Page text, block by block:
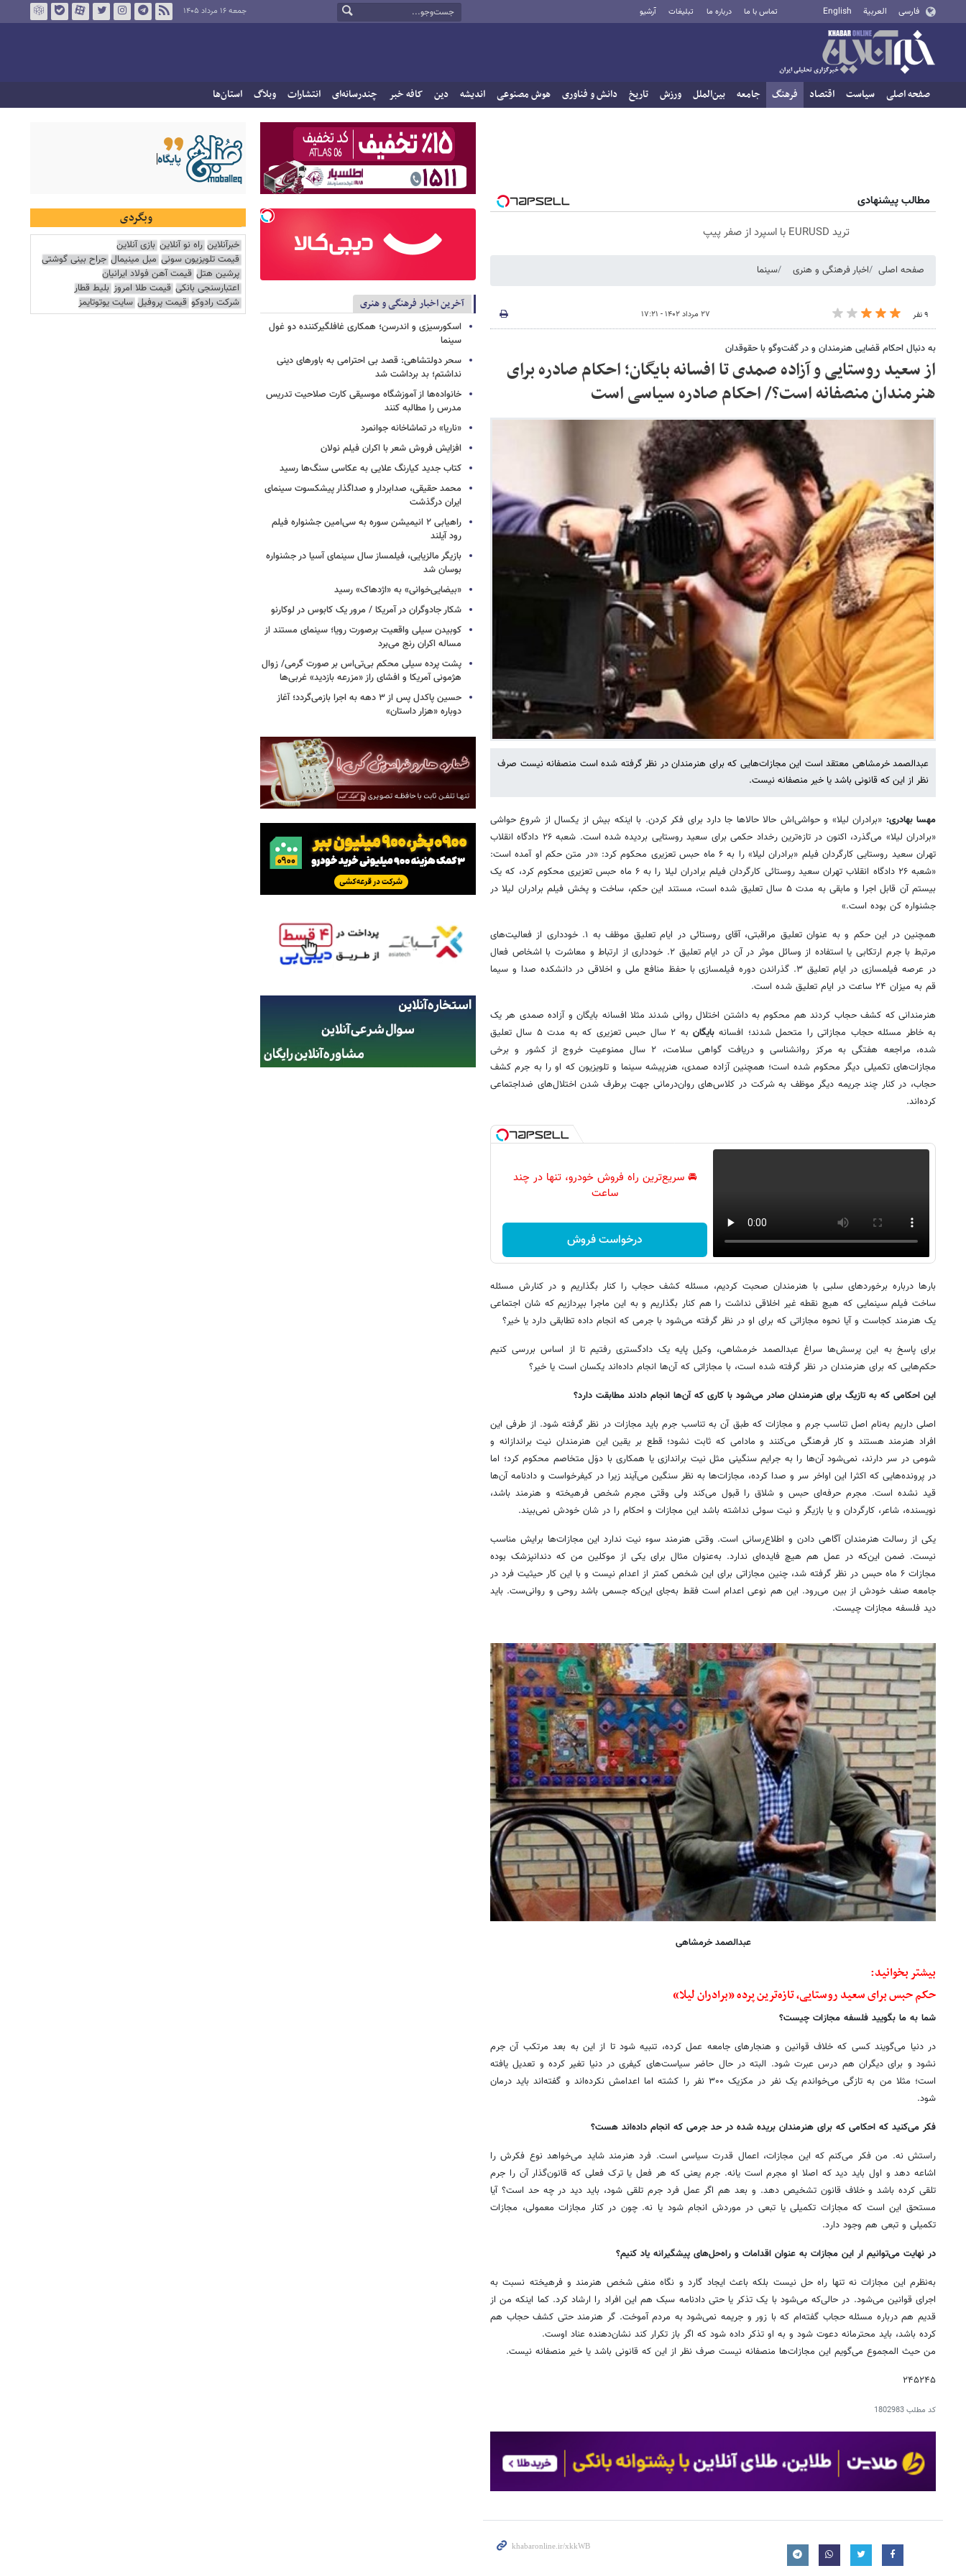
فارسی العربية English تماس با ما درباره ما تبلیغات آرشیو جمعه ۱۶ مرداد ۱۴۰۵
صفحه اصلی سیاست اقتصاد فرهنگ جامعه بین‌الملل ورزش تاریخ دانش و فناوری هوش مصنوعی اندیشه دین کافه خبر چندرسانه‌ای انتشارات وبلاگ استان‌ها
مطالب پیشنهادی
ترید EURUSD با اسپرد از صفر پیپ
صفحه اصلی اخبار فرهنگی و هنری سینما
۹ نفر ۲۷ مرداد ۱۴۰۲ - ۱۷:۲۱
به دنبال احکام قضایی هنرمندان و در گفت‌وگو با حقوقدان
از سعید روستایی و آزاده صمدی تا افسانه بایگان؛ احکام صادره برای
هنرمندان منصفانه است؟/ احکام صادره سیاسی است
عبدالصمد خرمشاهی معتقد است این مجازات‌هایی که برای هنرمندان در نظر گرفته شده است منصفانه نیست صرف
نظر از این که قانونی باشد یا خیر منصفانه نیست.
مهسا بهادری: «برادران لیلا» و حواشی‌اش حالا حالاها جا دارد برای فکر کردن. با اینکه بیش از یکسال از شروع حواشی
«برادران لیلا» می‌گذرد، اکنون در تازه‌ترین رخداد حکمی برای سعید روستایی بردیده شده است.
شعبه ۲۶ دادگاه انقلاب
تهران سعید روستایی کارگردان فیلم «برادران لیلا» را به ۶ ماه حبس تعزیری محکوم کرد: «در متن حکم او آمده است:
«شعبه ۲۶ دادگاه انقلاب تهران سعید روستائی کارگردان فیلم برادران لیلا را به ۶ ماه حبس تعزیری محکوم کرد، که یک
بیستم آن قابل اجرا و مابقی به مدت ۵ سال تعلیق شده است، مستند این حکم، ساخت و پخش فیلم برادران لیلا در
جشنواره کن بوده است.»
همچنین در این حکم و به عنوان تعلیق مراقبتی، آقای روستائی در ایام تعلیق موظف به ۱. خودداری از فعالیت‌های
مرتبط با جرم ارتکابی یا استفاده از وسائل موثر در آن در ایام تعلیق ۲. خودداری از ارتباط و معاشرت با اشخاص فعال
در عرصه فیلمسازی در ایام تعلیق ۳. گذراندن دوره فیلمسازی با حفظ منافع ملی و اخلاقی در دانشکده صدا و سیما
قم به میزان ۲۴ ساعت در ایام تعلیق شده است.
هنرمندانی که کشف حجاب کردند هم محکوم به داشتن اختلال روانی شدند مثلا افسانه بایگان و آزاده صمدی هر یک
به خاطر مسئله حجاب مجازاتی را متحمل شدند؛ افسانهبایگان
به ۲ سال حبس تعزیری که به مدت ۵ سال تعلیق
شده، مراجعه هفتگی به مرکز روانشناسی و دریافت گواهی سلامت، ۲ سال ممنوعیت خروج از کشور و برخی
مجازات‌های تکمیلی دیگر محکوم شده است؛ همچنین آزاده صمدی، هنرپیشه سینما و تلویزیون که او را به جرم کشف
حجاب، در کنار چند جریمه دیگر موظف به شرکت در کلاس‌های روان‌درمانی جهت برطرف شدن اختلال‌های ضداجتماعی
کرده‌اند.
🚘 سریع‌ترین راه فروش خودرو، تنها در چند
ساعت
درخواست فروش
بارها درباره برخوردهای سلبی با هنرمندان صحبت کردیم، مسئله کشف حجاب را کنار بگذاریم و در کنارش مسئله
ساخت فیلم سینمایی که هیچ نقطه غیر اخلاقی نداشت را هم کنار بگذاریم و به این ماجرا بپردازیم که شان اجتماعی
یک هنرمند کجاست و آیا نحوه مجازاتی که برای او در نظر گرفته می‌شود با جرمی که انجام داده تطابقی دارد یا خیر؟
برای پاسخ به این پرسش‌ها سراغ عبدالصمد خرمشاهی، وکیل پایه یک دادگستری رفتیم تا از اساس بررسی کنیم
حکم‌هایی که برای هنرمندان در نظر گرفته شده است، با مجازاتی که آن‌ها انجام داده‌اند یکسان است یا خیر؟
این احکامی که به تازیگ برای هنرمندان صادر می‌شود با کاری که آن‌ها انجام دادند مطابقت دارد؟
اصلی داریم به‌نام اصل تناسب جرم و مجازات که طبق آن به تناسب جرم باید مجازات در نظر گرفته شود. از طرفی این
افراد هنرمند هستند و کار فرهنگی می‌کنند و مادامی که ثابت نشود؛ قطع بر یقین این هنرمندان نیت براندازانه و
شومی در سر دارند، نمی‌شود آن‌ها را به جرایم سنگینی مثل نیت براندازی یا همکاری با دوَل متخاصم محکوم کرد؛ اما
در پرونده‌هایی که اکثرا این اواخر سر و صدا کرده، مجازات‌ها به نظر سنگین می‌آیند زیرا در کیفرخواست و دادنامه آن‌ها
قید نشده است. مجرم حرفه‌ای حبس و شلاق را قبول می‌کند ولی وقتی مجرم شخص فرهیخته و هنرمند باشد،
نویسنده، شاعر، کارگردان و یا بازیگر و نیت سوئی نداشته باشد این مجازات و احکام را در شان خودش نمی‌بیند.
یکی از رسالت هنرمندان آگاهی دادن و اطلاع‌رسانی است. وقتی هنرمند سوء نیت ندارد این مجازات‌ها برایش مناسب
نیست. ضمن این‌که در عمل هم هیچ فایده‌ای ندارد. به‌عنوان مثال برای یکی از موکلین من که دندانپزشک بوده
مجازات ۶ ماه حبس در نظر گرفته شد، چنین مجازاتی برای این شخص کمتر از اعدام نیست و با این کار حیثیت فرد در
جامعه صنف خودش از بین می‌رود. این هم نوعی اعدام است فقط به‌جای این‌که جسمی باشد روحی و روانی‌ست. باید
دید فلسفه مجازات چیست.
عبدالصمد خرمشاهی
بیشتر بخوانید:
حکم حبس برای سعید روستایی، تازه‌ترین پرده «برادران لیلا»
شما به ما بگویید فلسفه مجازات چیست؟
در دنیا می‌گویند کسی که خلاف قوانین و هنجارهای جامعه عمل کرده، تنبیه شود تا از این به بعد مرتکب آن جرم
نشود و برای دیگران هم درس عبرت شود. البته در حال حاضر سیاست‌های کیفری در دنیا تغیر کرده و تعدیل یافته
است؛ مثلا من به تازگی می‌خواندم یک نفر در مکزیک ۳۰۰ نفر را کشته اما اعدامش نکرده‌اند و گفته‌اند باید درمان
شود.
فکر می‌کنید که احکامی که برای هنرمندان بریده شده در حد جرمی که انجام داده‌اند هست؟
راستش نه. من فکر می‌کنم که این مجازات، اعمال قدرت سیاسی است. فرد هنرمند شاید می‌خواهد نوع فکرش را
اشاعه دهد و اول باید دید که اصلا او مجرم است یانه. جرم یعنی که هر فعل یا ترک فعلی که قانون‌گذار آن را جرم
تلقی کرده باشد و خلاف قانون تشخیص دهد. و بعد هم اگر عمل فرد جرم تلقی شود، باید دید در چه حد است؟ آیا
مستحق این است که مجازات تکمیلی یا تبعی در موردش انجام شود یا نه. چون در کنار مجازات معمولی، مجازات
تکمیلی و تبعی هم وجود دارد.
در نهایت می‌توانیم ار این مجازات به عنوان اقدامات و راه‌حل‌های پیشگیرانه یاد کنیم؟
به‌نظرم این مجازات نه تنها راه حل نیست بلکه باعث ایجاد گارد و نگاه منفی شخص هنرمند و فرهیخته نسبت به
اجرای قوانین می‌شود. در حالی‌که می‌شود با یک تذکر یا حتی دادنامه سبک هم این افراد را ارشاد کرد. کما اینکه من از
قدیم هم درباره مسئله حجاب گفته‌ام که با زور و جریمه نمی‌شود به مردم آموخت. گر هنرمند حتی کشف حجاب هم
کرده باشد، باید محترمانه دعوت شود و به او تذکر داده شود که اگر باز تکرار کند نشان‌دهنده عناد اوست.
من حیث المجموع می‌گویم این مجازات‌ها منصفانه نیست صرف نظر از این که قانونی باشد یا خیر منصفانه نیست.
۲۴۵۲۴۵
کد مطلب1802983
آخرین اخبار فرهنگی و هنری
اسکورسیزی و اندرسن؛ همکاری غافلگیرکننده دو غول
سینما
سحر دولتشاهی: قصد بی احترامی به باورهای دینی
نداشتم؛ بد برداشت شد
خانواده‌ها از آموزشگاه موسیقی کارت صلاحیت تدریس
مدرس را مطالبه کنند
«ناریا» در تماشاخانه جوانمرد
افزایش فروش شعر با اکران فیلم نولان
کتاب جدید کیارنگ علایی به عکاسی سنگ‌ها رسید
محمد حقیقی، صدابردار و صداگذار پیشکسوت سینمای
ایران درگذشت
راهیابی ۲ انیمیشن سوره به سی‌امین جشنواره فیلم
رود آیلند
بازیگر مالزیایی، فیلمساز سال سینمای آسیا در جشنواره
بوسان شد
«بیضایی‌خوانی» به «اژدهاک» رسید
شکار جادوگران در آمریکا / مرور یک کابوس در لوکارنو
کوبیدن سیلی واقعیت برصورت رویا؛ سینمای مستند از
مساله اکران رنج می‌برد
پشت پرده سیلی محکم بی‌تی‌اس بر صورت گرمی/ زوال
هژمونی آمریکا و افشای راز «مزرعه بازدید» غربی‌ها
حسین پاکدل پس از ۳ دهه به اجرا بازمی‌گردد؛ آغاز
دوباره «هزار داستان»
وبگردی
خبرآنلاین راه نو آنلاین بازی آنلاین
قیمت تلویزیون سونی مبل مینیمال جراح بینی گوشتی
پرشین هتل قیمت آهن فولاد ایرانیان
اعتبارسنجی بانکی قیمت طلا امروز بلیط قطار
شرکت رادوکو قیمت پروفیل سایت یوتوتایمز